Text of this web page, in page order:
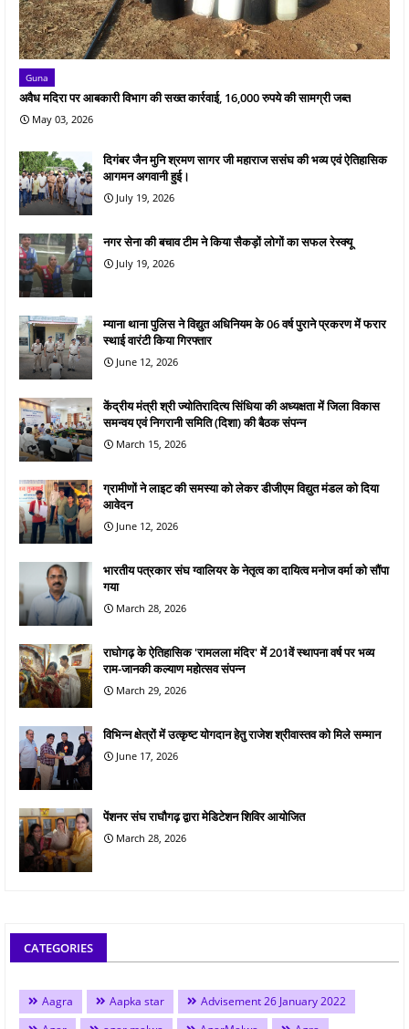
Guna
अवैध मदिरा पर आबकारी विभाग की सख्त कार्रवाई, 16,000 रुपये की सामग्री जब्त
May 03, 2026
दिगंबर जैन मुनि श्रमण सागर जी महाराज ससंघ की भव्य एवं ऐतिहासिक
आगमन अगवानी हुई।
July 19, 2026
नगर सेना की बचाव टीम ने किया सैकड़ों लोगों का सफल रेस्क्यू
July 19, 2026
म्याना थाना पुलिस ने विद्युत अधिनियम के 06 वर्ष पुराने प्रकरण में फरार
स्थाई वारंटी किया गिरफ्तार
June 12, 2026
केंद्रीय मंत्री श्री ज्योतिरादित्य सिंधिया की अध्यक्षता में जिला विकास
समन्वय एवं निगरानी समिति (दिशा) की बैठक संपन्न
March 15, 2026
ग्रामीणों ने लाइट की समस्या को लेकर डीजीएम विद्युत मंडल को दिया
आवेदन
June 12, 2026
भारतीय पत्रकार संघ ग्वालियर के नेतृत्व का दायित्व मनोज वर्मा को सौंपा
गया
March 28, 2026
राघोगढ़ के ऐतिहासिक 'रामलला मंदिर' में 201वें स्थापना वर्ष पर भव्य
राम-जानकी कल्याण महोत्सव संपन्न
March 29, 2026
विभिन्न क्षेत्रों में उत्कृष्ट योगदान हेतु राजेश श्रीवास्तव को मिले सम्मान
June 17, 2026
पेंशनर संघ राघौगढ़ द्वारा मेडिटेशन शिविर आयोजित
March 28, 2026
CATEGORIES
Aagra Aapka star
Advisement 26 January 2022